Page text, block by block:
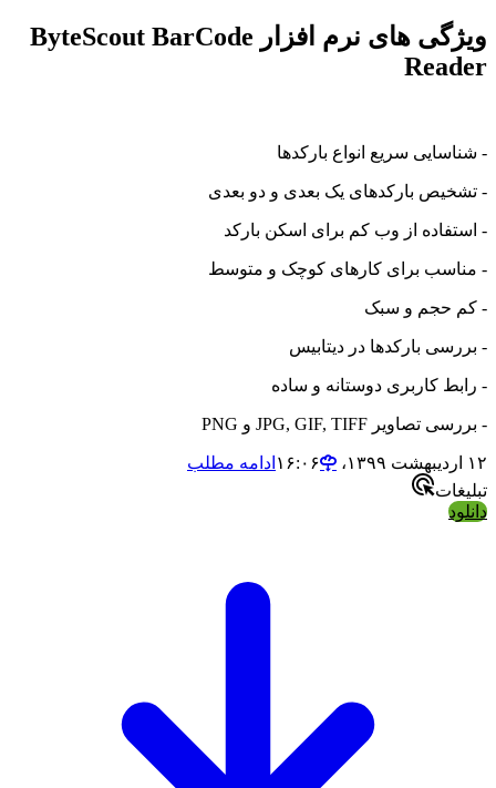
ویژگی های نرم افزار ByteScout BarCode
Reader
- شناسایی سریع انواع بارکدها
- تشخیص بارکدهای یک بعدی و دو بعدی
- استفاده از وب کم برای اسکن بارکد
- مناسب برای کارهای کوچک و متوسط
- کم حجم و سبک
- بررسی بارکدها در دیتابیس
- رابط کاربری دوستانه و ساده
- بررسی تصاویر JPG, GIF, TIFF و PNG
۱۲ اردیبهشت ۱۳۹۹،‏ ۱۶:۰۶
ادامه مطلب
تبلیغات
دانلود